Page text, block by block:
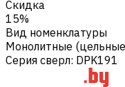
Скидка
15%
Вид номенклатуры
Монолитные
Серия сверл: DPK191